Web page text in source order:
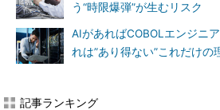
う“時限爆弾”が生むリスク
AIがあればCOBOLエンジニ
れは”あり得ない”これだけの
記事ランキング